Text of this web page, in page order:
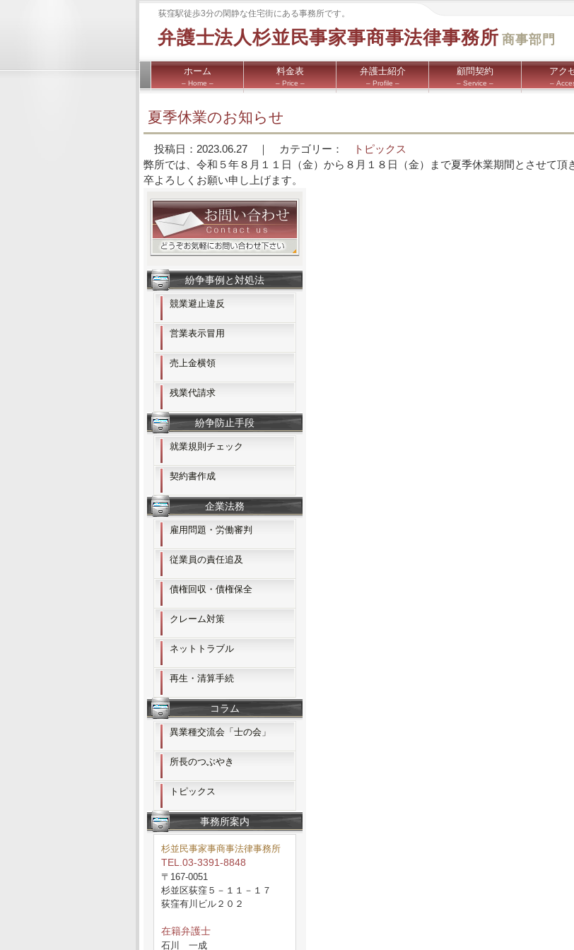
荻窪駅徒歩3分の閑静な住宅街にある事務所です。
弁護士法人杉並民事家事商事法律事務所 商事部門
ホーム
– Home –
料金表
– Price –
弁護士紹介
– Profile –
顧問契約
– Service –
アク
–
夏季休業のお知らせ
投稿日：2023.06.27 ｜ カテゴリー：
トピックス
弊所では、令和５年８月１１日（金）から８月１８日（金）まで夏季休業期間とさせて
卒よろしくお願い申し上げます。
紛争事例と対処法
競業避止違反
営業表示冒用
売上金横領
残業代請求
紛争防止手段
就業規則チェック
契約書作成
企業法務
雇用問題・労働審判
従業員の責任追及
債権回収・債権保全
クレーム対策
ネットトラブル
再生・清算手続
コラム
異業種交流会「士の会」
所長のつぶやき
トピックス
事務所案内
杉並民事家事商事法律事務所
TEL.03-3391-8848
〒167-0051
杉並区荻窪５－１１－１７
荻窪有川ビル２０２
在籍弁護士
石川 一成